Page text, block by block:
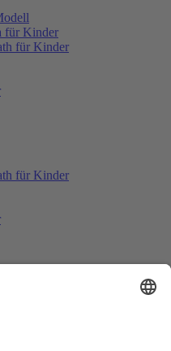
für Kinder
für Kinder
für Kinder